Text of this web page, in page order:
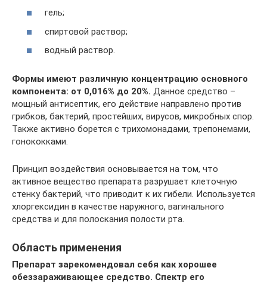
гель;
спиртовой раствор;
водный раствор.
Формы имеют различную концентрацию основного
компонента: от 0,016% до 20%. Данное средство –
мощный антисептик, его действие направлено против
грибков, бактерий, простейших, вирусов, микробных спор.
Также активно борется с трихомонадами, трепонемами,
гонококками.
Принцип воздействия основывается на том, что
активное вещество препарата разрушает клеточную
стенку бактерий, что приводит к их гибели. Используется
хлоргексидин в качестве наружного, вагинального
средства и для полоскания полости рта.
Область применения
Препарат зарекомендовал себя как хорошее
обеззараживающее средство. Спектр его